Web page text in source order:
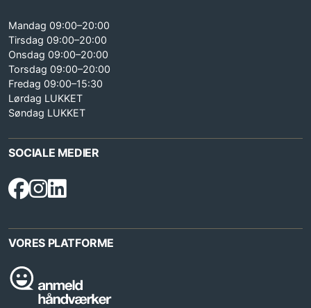
Mandag 09:00–20:00
Tirsdag 09:00–20:00
Onsdag 09:00–20:00
Torsdag 09:00–20:00
Fredag 09:00–15:30
Lørdag LUKKET
Søndag LUKKET
SOCIALE MEDIER
VORES PLATFORME